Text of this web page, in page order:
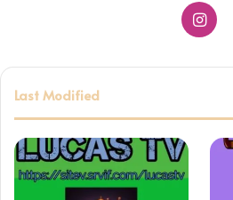
Last Modified